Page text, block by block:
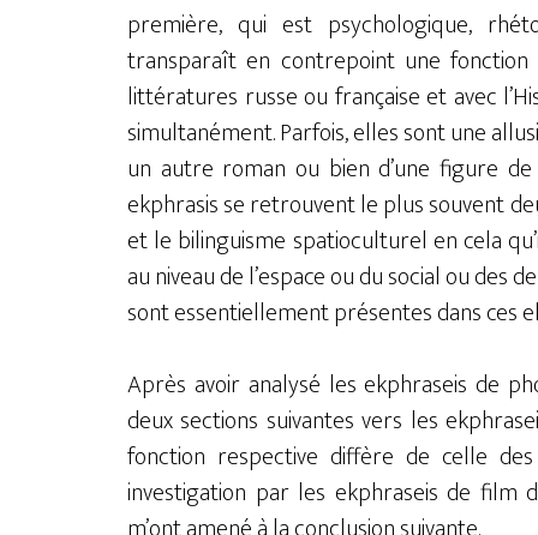
première, qui est psychologique,
transparaît en contrepoint une
littératures russe ou française et avec
simultanément. Parfois, elles sont une
un autre roman ou bien d’une figure de
ekphrasis se retrouvent le plus souvent
et le bilinguisme spatioculturel en cela
au niveau de l’espace ou du social ou des
sont essentiellement présentes dans ces
Après avoir analysé les ekphraseis de
deux sections suivantes vers les
fonction respective diffère de celle des
investigation par les ekphraseis de film